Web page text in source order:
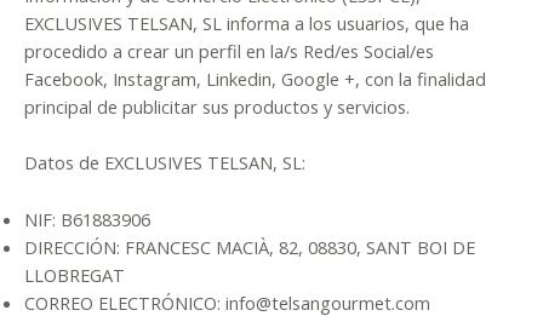
EXCLUSIVES TELSAN, SL informa a los usuarios, que ha
procedido a crear un perfil en la/s Red/es Social/es
Facebook, Instagram, Linkedin, Google +, con la finalidad
principal de publicitar sus productos y servicios.
Datos de EXCLUSIVES TELSAN, SL:
NIF: B61883906
DIRECCIÓN: FRANCESC MACIÀ, 82, 08830, SANT BOI DE
LLOBREGAT
CORREO ELECTRÓNICO: info@telsangourmet.com